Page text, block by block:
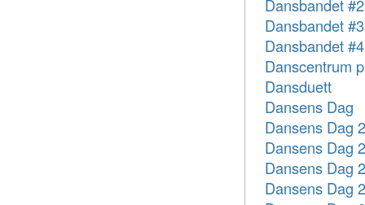
Dansbandet #2
Dansbandet #3
Dansbandet #4
Danscentrum
Dansduett
Dansens Dag
Dansens Dag
Dansens Dag
Dansens Dag
Dansens Dag